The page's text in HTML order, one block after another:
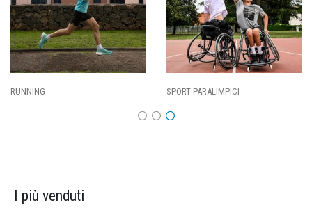
RUNNING SPORT PARALIMPICI
I più venduti